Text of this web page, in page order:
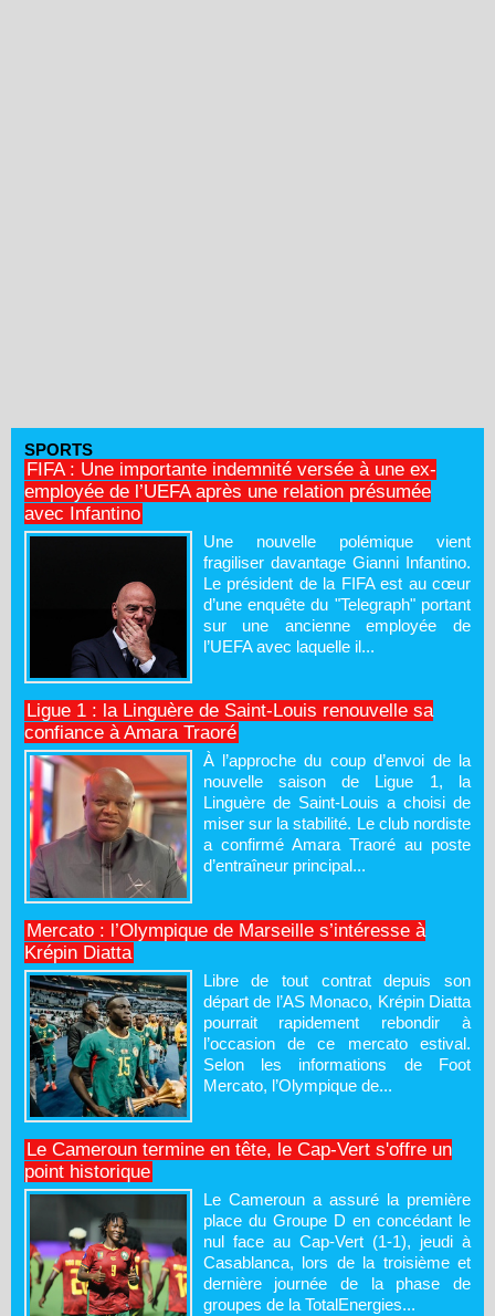
SPORTS
FIFA : Une importante indemnité versée à une ex-
employée de l’UEFA après une relation présumée
avec Infantino
Une nouvelle polémique vient
fragiliser davantage Gianni Infantino.
Le président de la FIFA est au cœur
d’une enquête du "Telegraph" portant
sur une ancienne employée de
l’UEFA avec laquelle il...
Ligue 1 : la Linguère de Saint-Louis renouvelle sa
confiance à Amara Traoré
À l’approche du coup d’envoi de la
nouvelle saison de Ligue 1, la
Linguère de Saint-Louis a choisi de
miser sur la stabilité. Le club nordiste
a confirmé Amara Traoré au poste
d’entraîneur principal...
Mercato : l’Olympique de Marseille s’intéresse à
Krépin Diatta
Libre de tout contrat depuis son
départ de l’AS Monaco, Krépin Diatta
pourrait rapidement rebondir à
l’occasion de ce mercato estival.
Selon les informations de Foot
Mercato, l’Olympique de...
Le Cameroun termine en tête, le Cap-Vert s'offre un
point historique
Le Cameroun a assuré la première
place du Groupe D en concédant le
nul face au Cap-Vert (1-1), jeudi à
Casablanca, lors de la troisième et
dernière journée de la phase de
groupes de la TotalEnergies...